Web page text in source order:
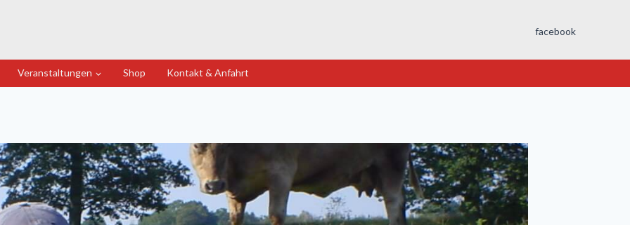
facebook
Veranstaltungen Shop Kontakt & Anfahrt